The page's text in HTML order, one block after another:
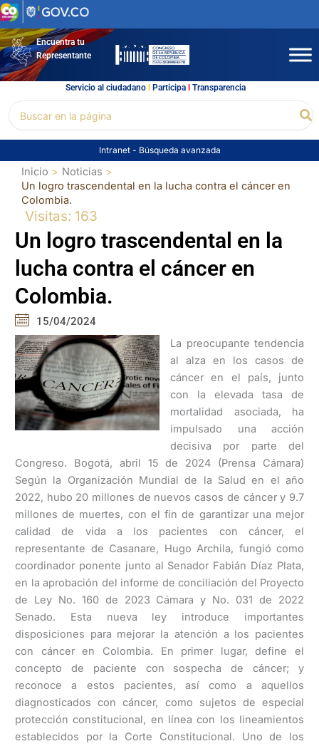
Ir
al
contenidoEncuentra tu
Representante
Servicio al ciudadano l Participal Transparencia
por:
Intranet - Búsqueda avanzada
Inicio
Noticias
Un logro trascendental en la lucha contra el cáncer en
Colombia.
Visitas: 163
Un logro trascendental en la
lucha contra el cáncer en
Colombia.
15/04/2024
La preocupante tendencia
al alza en los casos de
cáncer en el país, junto
con la elevada tasa de
mortalidad asociada, ha
impulsado una acción
decisiva por parte del
Congreso. Bogotá, abril 15 de 2024 (Prensa Cámara)
Según la Organización Mundial de la Salud en el año
2022, hubo 20 millones de nuevos casos de cáncer y 9.7
millones de muertes, con el fin de garantizar una mejor
calidad de vida a los pacientes con cáncer, el
representante de Casanare, Hugo Archila, fungió como
coordinador ponente junto al Senador Fabián Díaz Plata,
en la aprobación del informe de conciliación del Proyecto
de Ley No. 160 de 2023 Cámara y No. 031 de 2022
Senado. Esta nueva ley introduce importantes
disposiciones para mejorar la atención a los pacientes
con cáncer en Colombia. En primer lugar, define el
concepto de paciente con sospecha de cáncer; y
reconoce a estos pacientes, así como a aquellos
diagnosticados con cáncer, como sujetos de especial
protección constitucional, en línea con los lineamientos
establecidos por la Corte Constitucional. Uno de los